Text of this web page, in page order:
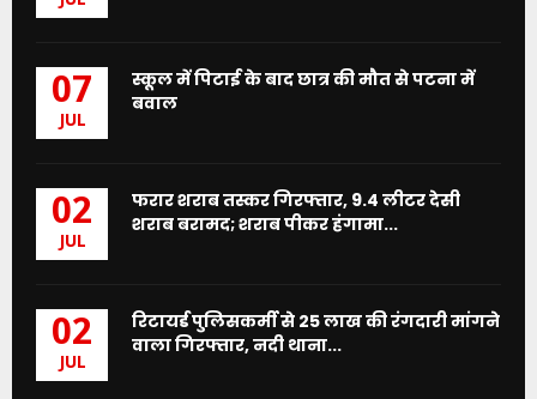
07
JUL
स्कूल में पिटाई के बाद छात्र की मौत से पटना में
बवाल
02
JUL
फरार शराब तस्कर गिरफ्तार, 9.4 लीटर देसी
शराब बरामद; शराब पीकर हंगामा...
02
JUL
रिटायर्ड पुलिसकर्मी से 25 लाख की रंगदारी मांगने
वाला गिरफ्तार, नदी थाना...